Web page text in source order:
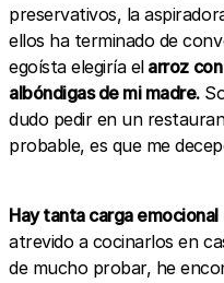
preservativos, la
ellos ha terminado de
egoísta elegiría elarroz con
albóndigas de mi madre.
dudo pedir en un
probable, es que me
Hay tanta carga emocional
atrevido a cocinarlos en
de mucho probar, he